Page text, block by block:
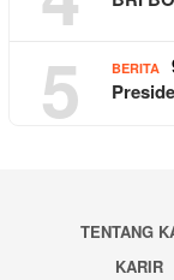
5 BERITA
TENTANG
KARIR